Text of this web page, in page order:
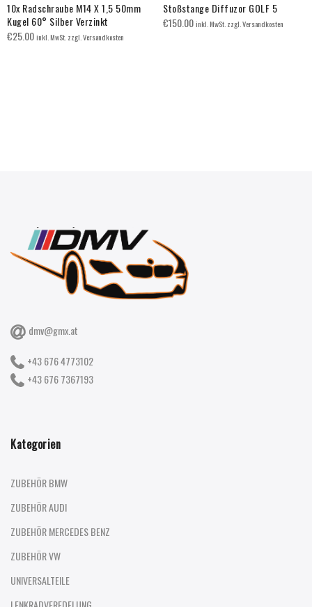
10x Radschraube M14 X 1,5 50mm
Kugel 60° Silber Verzinkt
€25.00inkl. MwSt. zzgl. Versandkosten
Stoßstange Diffuzor GOLF 5
€150.00inkl. MwSt. zzgl. Versandkosten
dmv@gmx.at
+43 676 4773102
+43 676 7367193
Kategorien
ZUBEHÖR BMW
ZUBEHÖR AUDI
ZUBEHÖR MERCEDES BENZ
ZUBEHÖR VW
UNIVERSALTEILE